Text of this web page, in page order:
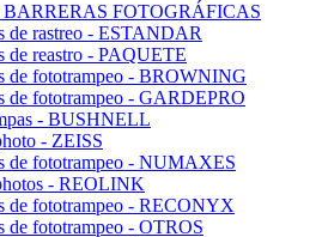
FOTOGRÁFICAS
de rastreo - ESTANDAR
de reastro - PAQUETE
de fototrampeo - BROWNING
de fototrampeo - GARDEPRO
- BUSHNELL
- ZEISS
de fototrampeo - NUMAXES
- REOLINK
de fototrampeo - RECONYX
de fototrampeo - OTROS